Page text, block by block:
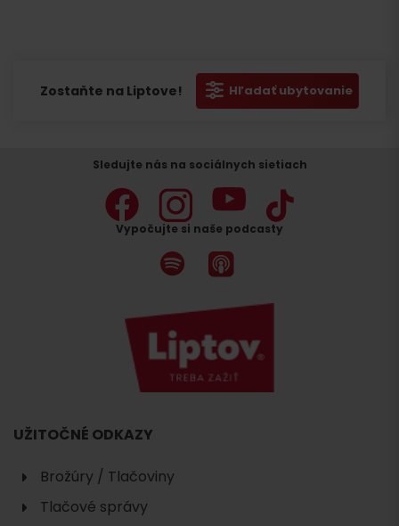
Zostaňte na Liptove! Hľadať ubytovanie
Sledujte nás na sociálnych sietiach
Vypočujte si naše podcasty
UŽITOČNÉ ODKAZY
Brožúry / Tlačoviny
Tlačové správy